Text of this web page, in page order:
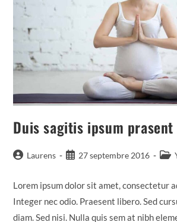
Duis sagitis ipsum prasent
Auteur/autrice
publication :
Laurens
Publication
27 septembre 2016
Post
Lorem ipsum dolor sit amet, consectetur
Integer nec odio. Praesent libero. Sed
diam. Sed nisi. Nulla quis sem at nibh